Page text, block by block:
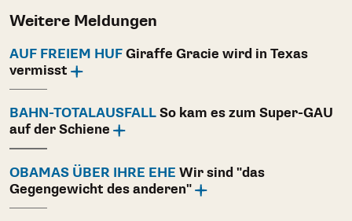
Weitere Meldungen
AUF FREIEM HUF Giraffe Gracie wird in Texas
vermisst
BAHN-TOTALAUSFALL So kam es zum Super-GAU
auf der Schiene
OBAMAS ÜBER IHRE EHE Wir sind "das
Gegengewicht des anderen"